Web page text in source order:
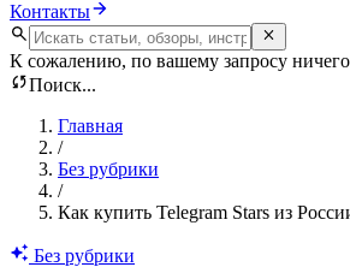
Контакты
К сожалению, по вашему запросу
Поиск...
Главная
/
Без рубрики
/
Как купить Telegram Stars из
Без рубрики